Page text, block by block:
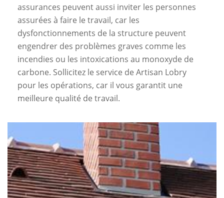
assurances peuvent aussi inviter les personnes
assurées à faire le travail, car les
dysfonctionnements de la structure peuvent
engendrer des problèmes graves comme les
incendies ou les intoxications au monoxyde de
carbone. Sollicitez le service de Artisan Lobry
pour les opérations, car il vous garantit une
meilleure qualité de travail.